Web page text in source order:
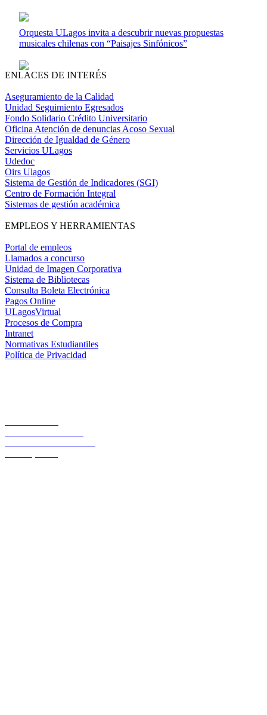
Orquesta ULagos invita a descubrir nuevas propuestas
musicales chilenas con “Paisajes Sinfónicos”
ENLACES DE INTERÉS
Aseguramiento de la Calidad
Unidad Seguimiento Egresados
Fondo Solidario Crédito Universitario
Oficina Atención de denuncias Acoso Sexual
Dirección de Igualdad de Género
Servicios ULagos
Udedoc
Oirs Ulagos
Sistema de Gestión de Indicadores (SGI)
Centro de Formación Integral
Sistemas de gestión académica
EMPLEOS Y HERRAMIENTAS
Portal de empleos
Llamados a concurso
Unidad de Imagen Corporativa
Sistema de Bibliotecas
Consulta Boleta Electrónica
Pagos Online
ULagosVirtual
Procesos de Compra
Intranet
Normativas Estudiantiles
Política de Privacidad